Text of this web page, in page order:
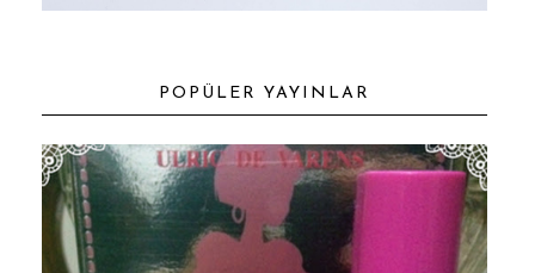
POPÜLER YAYINLAR